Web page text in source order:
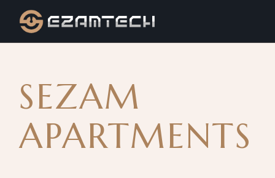
SEZAM
APARTMENTS